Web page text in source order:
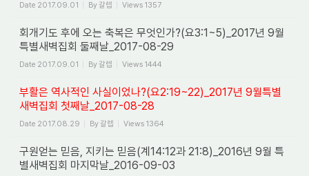
Date 2017.09.01 By갈렙 Views 1357
회개기도 후에 오는 축복은 무엇인가?(요3:1~5)_2017년 9월
특별새벽집회 둘째날_2017-08-29
Date 2017.09.01 By갈렙 Views 1444
부활은 역사적인 사실이었나?(요2:19~22)_2017년 9월특별
새벽집회 첫째날_2017-08-28
Date 2017.08.29 By갈렙 Views 1364
구원얻는 믿음, 지키는 믿음(계14:12과 21:8)_2016년 9월 특
별새벽집회 마지막날_2016-09-03